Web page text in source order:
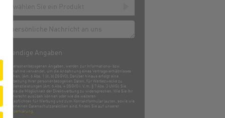
Angaben
obigen personenbezogenen Angaben, werden zur Informations- bzw.
verwendet, um die Anbahnung eines Vertragsverhältnisses
(Art. 6 Abs. 1 lit. b) DSGVO). Darüber hinaus erfolgt eine
Ihrer personenbezogenen Daten, für Werbezwecke zu
Dienstleistungen (Art. 6 Abs. 4 DSGVO i. V. m. § 7 Abs. 3 UWG). Sie
stets die Möglichkeit der Direktwerbung zu widersprechen. Wie Sie Ihr
ausüben können oder wie die weiteren
für Werbung und zum Kontaktformular lauten, sowie wie
allgemeinen Datenschutzpraktiken sind, finden Sie auf unserer